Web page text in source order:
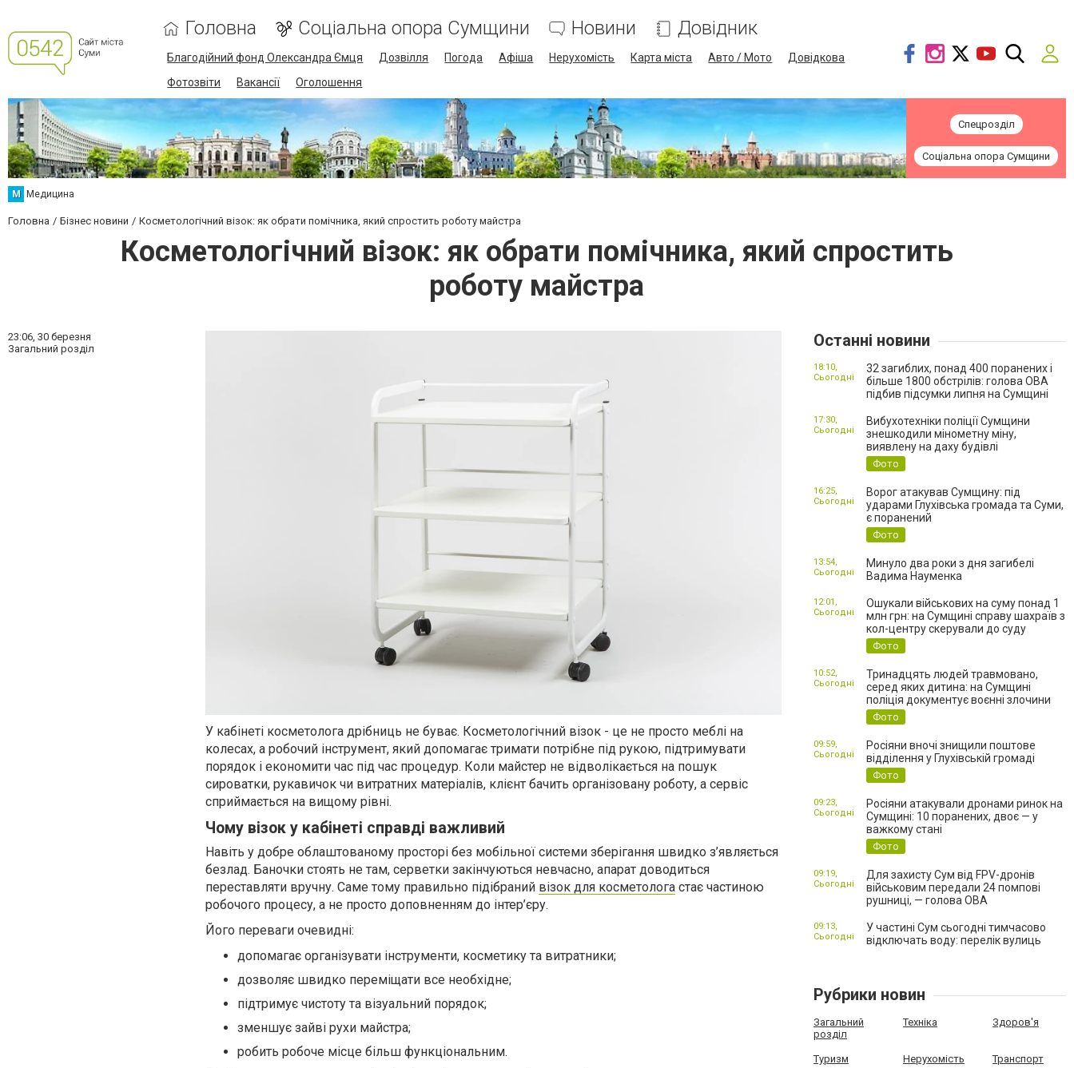
Головна Соціальна опора Сумщини Новини Довідник
Благодійний фонд Олександра Ємця Дозвілля Погода Афіша Нерухомість Карта міста Авто / Мото
Довідкова
Фотозвіти
Вакансії Оголошення
Спецрозділ
Соціальна опора Сумщини
М Медицина
Головна Бізнес новини Косметологічний візок: як обрати помічника, який спростить роботу майстра
Косметологічний візок: як обрати помічника, який спростить
роботу майстра
23:06, 30 березня
Загальний розділ
У кабінеті косметолога дрібниць не буває. Косметологічний візок - це не просто меблі на
колесах, а робочий інструмент, який допомагає тримати потрібне під рукою, підтримувати
порядок і економити час під час процедур. Коли майстер не відволікається на пошук
сироватки, рукавичок чи витратних матеріалів, клієнт бачить організовану роботу, а сервіс
сприймається на вищому рівні.
Чому візок у кабінеті справді важливий
Навіть у добре облаштованому просторі без мобільної системи зберігання швидко з’являється
безлад. Баночки стоять не там, серветки закінчуються невчасно, апарат доводиться
переставляти вручну. Саме тому правильно підібраний візок для косметолога стає частиною
робочого процесу, а не просто доповненням до інтер’єру.
Його переваги очевидні:
допомагає організувати інструменти, косметику та витратники;
дозволяє швидко переміщати все необхідне;
підтримує чистоту та візуальний порядок;
зменшує зайві рухи майстра;
робить робоче місце більш функціональним.
Останні новини
32 загиблих, понад 400 поранених і
більше 1800 обстрілів: голова ОВА
підбив підсумки липня на Сумщині
18:10,
Сьогодні
Вибухотехніки поліції Сумщини
знешкодили мінометну міну,
виявлену на даху будівлі
Фото
17:30,
Сьогодні
Ворог атакував Сумщину: під
ударами Глухівська громада та Суми,
є поранений
Фото
16:25,
Сьогодні
Минуло два роки з дня загибелі
Вадима Науменка
13:54,
Сьогодні
Ошукали військових на суму понад 1
млн грн: на Сумщині справу шахраїв з
кол-центру скерували до суду
Фото
12:01,
Сьогодні
Тринадцять людей травмовано,
серед яких дитина: на Сумщині
поліція документує воєнні злочини
Фото
10:52,
Сьогодні
Росіяни вночі знищили поштове
відділення у Глухівській громаді
Фото
09:59,
Сьогодні
Росіяни атакували дронами ринок на
Сумщині: 10 поранених, двоє — у
важкому стані
Фото
09:23,
Сьогодні
Для захисту Сум від FPV-дронів
військовим передали 24 помпові
рушниці, — голова ОВА
09:19,
Сьогодні
У частині Сум сьогодні тимчасово
відключать воду: перелік вулиць
09:13,
Сьогодні
Рубрики новин
Загальний
розділ
Техніка Здоров'я
Туризм Нерухомість Транспорт